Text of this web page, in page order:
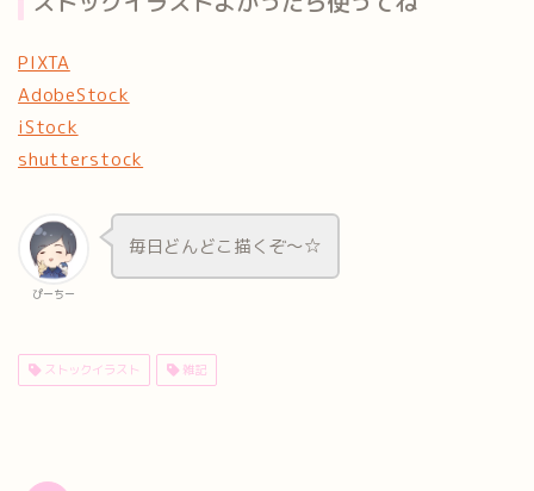
PIXTA
AdobeStock
iStock
shutterstock
ぴーちー
毎日どんどこ描くぞ～☆
ストックイラスト 雑記